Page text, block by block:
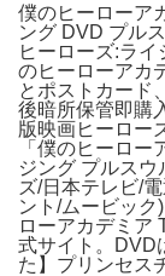
僕のヒーローア
ング DVD プル
ヒーローズ:ラ
のヒーローアカ
とポストカード
後暗所保管即購
版映画ヒーロー
「僕のヒーロ
ジング プルス
ズ/日本テレビ/
ント/ムービッ
ローアカデミア
式サイト。DVD
た】プリンセス